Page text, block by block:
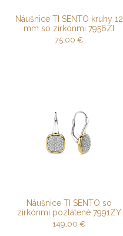
Náušnice TI SENTO kruhy 12
mm so zirkónmi 7956ZI
75,00 €
Náušnice TI SENTO so
zirkónmi pozlátené 7991ZY
149,00 €